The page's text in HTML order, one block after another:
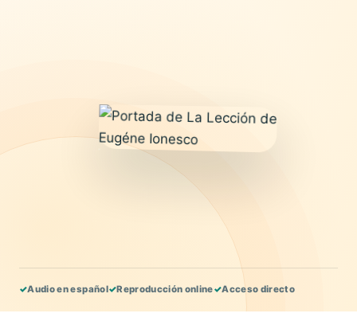
✓Audio en español✓Reproducción online✓Acceso directo